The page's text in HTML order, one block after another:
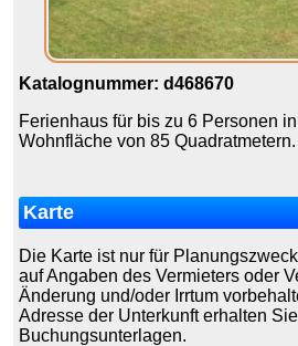
Katalognummer: d468670
Ferienhaus für bis zu 6 Personen
Wohnfläche von 85 Quadratmetern.
Karte
Die Karte ist nur für
auf Angaben des Vermieters oder
Änderung und/oder Irrtum
Adresse der Unterkunft erhalten
Buchungsunterlagen.